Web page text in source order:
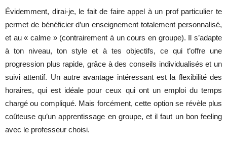
Évidemment, dirai-je, le fait de faire appel à un prof particulier te
permet de bénéficier d’un enseignement totalement personnalisé,
et au « calme » (contrairement à un cours en groupe). Il s’adapte
à ton niveau, ton style et à tes objectifs, ce qui t’offre une
progression plus rapide, grâce à des conseils individualisés et un
suivi attentif. Un autre avantage intéressant est la flexibilité des
horaires, qui est idéale pour ceux qui ont un emploi du temps
chargé ou compliqué. Mais forcément, cette option se révèle plus
coûteuse qu’un apprentissage en groupe, et il faut un bon feeling
avec le professeur choisi.